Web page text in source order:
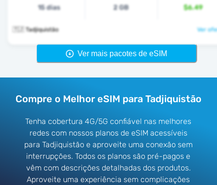
15 dias 2 GB $6.49
🇹🇯 Tadjiquistão Ver
Ver mais pacotes de eSIM
Compre o Melhor eSIM para Tadjiquistão
Tenha cobertura 4G/5G confiável nas melhores
redes com nossos planos de eSIM acessíveis
para Tadjiquistão e aproveite uma conexão sem
interrupções. Todos os planos são pré-pagos e
vêm com descrições detalhadas dos produtos.
Aproveite uma experiência sem complicações